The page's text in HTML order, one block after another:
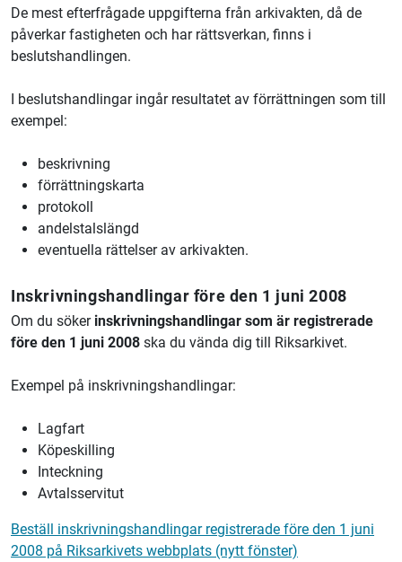
De mest efterfrågade uppgifterna från arkivakten, då de
påverkar fastigheten och har rättsverkan, finns i
beslutshandlingen.
I beslutshandlingar ingår resultatet av förrättningen som till
exempel:
beskrivning
förrättningskarta
protokoll
andelstalslängd
eventuella rättelser av arkivakten.
Inskrivningshandlingar före den 1 juni 2008
Om du söker inskrivningshandlingar som är registrerade
före den 1 juni 2008 ska du vända dig till Riksarkivet.
Exempel på inskrivningshandlingar:
Lagfart
Köpeskilling
Inteckning
Avtalsservitut
Beställ inskrivningshandlingar registrerade före den 1 juni
2008 på Riksarkivets webbplats (nytt fönster)